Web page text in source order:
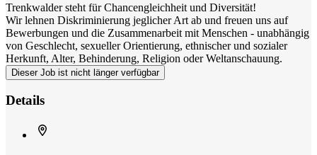
Trenkwalder steht für Chancengleichheit und Diversität!
Wir lehnen Diskriminierung jeglicher Art ab und freuen uns auf
Bewerbungen und die Zusammenarbeit mit Menschen - unabhängig
von Geschlecht, sexueller Orientierung, ethnischer und sozialer
Herkunft, Alter, Behinderung, Religion oder Weltanschauung.
Dieser Job ist nicht länger verfügbar
Details